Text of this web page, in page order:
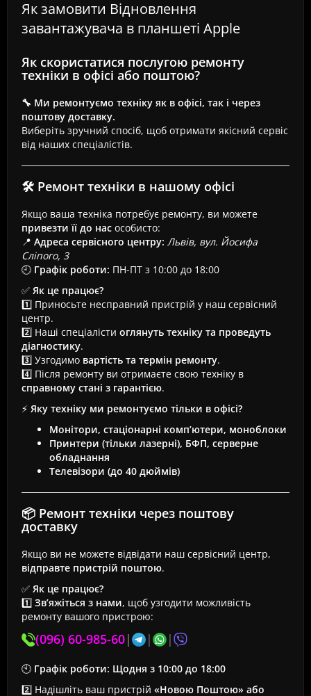
Як замовити Відновлення
завантажувача в планшеті Apple
Як скористатися послугою ремонту
техніки в офісі або поштою?
🔧 Ми ремонтуємо техніку як в офісі, так і через
поштову доставку.
Виберіть зручний спосіб, щоб отримати якісний сервіс
від наших спеціалістів.
🛠 Ремонт техніки в нашому офісі
Якщо ваша техніка потребує ремонту, ви можете
привезти її до нас особисто:
📍 Адреса сервісного центру: Львів, вул. Йосифа
Сліпого, 3
🕘 Графік роботи: ПН-ПТ з 10:00 до 18:00
✅ Як це працює?
1️⃣ Приносьте несправний пристрій у наш сервісний
центр.
2️⃣ Наші спеціалісти оглянуть техніку та проведуть
діагностику.
3️⃣ Узгодимо вартість та термін ремонту.
4️⃣ Після ремонту ви отримаєте свою техніку в
справному стані з гарантією.
⚡ Яку техніку ми ремонтуємо тільки в офісі?
Монітори, стаціонарні комп’ютери, моноблоки
Принтери (тільки лазерні), БФП, серверне
обладнання
Телевізори (до 40 дюймів)
📦 Ремонт техніки через поштову
доставку
Якщо ви не можете відвідати наш сервісний центр,
відправте пристрій поштою.
✅ Як це працює?
1️⃣ Зв’яжіться з нами, щоб узгодити можливість
ремонту вашого пристрою:
(096) 60-985-60| | |
🕙 Графік роботи: Щодня з 10:00 до 18:00
2️⃣ Надішліть ваш пристрій «Новою Поштою» або